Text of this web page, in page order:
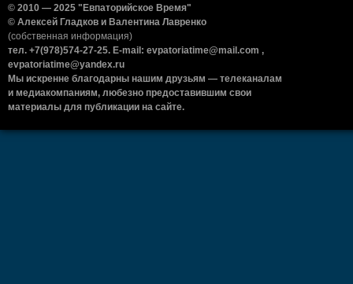
© 2010 — 2025 "Евпаторийское Время"
© Алексей Гладков и Валентина Лавренко
(собственная информация)
тел. +7(978)574-27-25. E-mail: evpatoriatime@mail.com ,
evpatoriatime@yandex.ru
Мы искренне благодарны нашим друзьям — телеканалам
и медиакомпаниям, любезно предоставившим свои
материалы для публикации на сайте.